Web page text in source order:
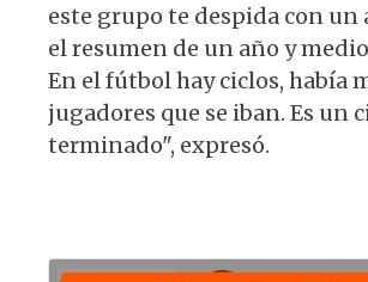
este grupo te despida con un
el resumen de un año y
En el fútbol hay ciclos, había
jugadores que se iban. Es un
terminado", expresó.